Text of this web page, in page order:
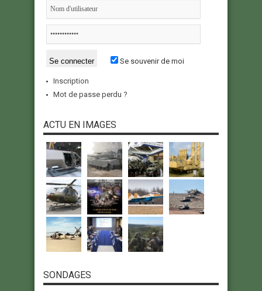
Se souvenir de moi
Inscription
Mot de passe perdu ?
ACTU EN IMAGES
SONDAGES